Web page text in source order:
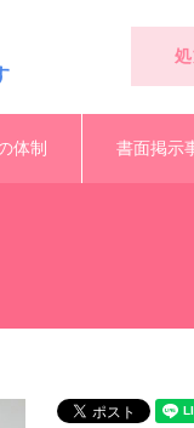
体制 書面掲示